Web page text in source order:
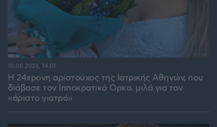
Η 24χρονη αριστούχος της Ιατρικής Αθηνών, που
διάβασε τον Ιπποκρατικό Όρκο, μιλά για τον
«άριστο γιατρό»
10.08.2026, 14:01